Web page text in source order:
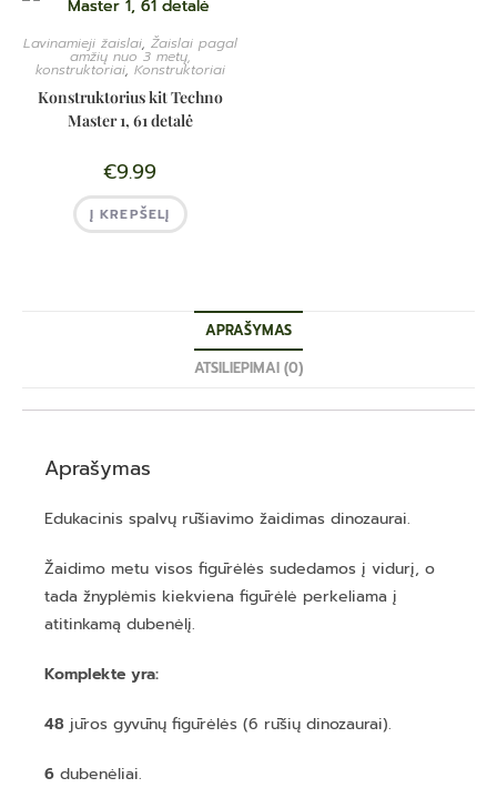
Lavinamieji žaislai, Žaislai pagal
amžių nuo 3 metų,
konstruktoriai, Konstruktoriai
Konstruktorius kit Techno
Master 1, 61 detalė
€9.99
Į KREPŠELĮ
APRAŠYMAS
ATSILIEPIMAI (0)
Aprašymas
Edukacinis spalvų rūšiavimo žaidimas dinozaurai.
Žaidimo metu visos figūrėlės sudedamos į vidurį, o
tada žnyplėmis kiekviena figūrėlė perkeliama į
atitinkamą dubenėlį.
Komplekte yra:
48 jūros gyvūnų figūrėlės (6 rūšių dinozaurai).
6 dubenėliai.